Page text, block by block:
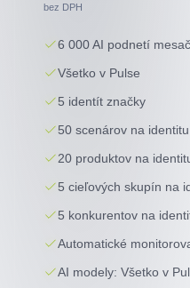
bez DPH
6 000 AI podnetí
Všetko v Pulse
5 identít značky
50 scenárov na identitu
20 produktov na
5 cieľových skupín na
5 konkurentov na
Automatické
AI modely: Všetko v